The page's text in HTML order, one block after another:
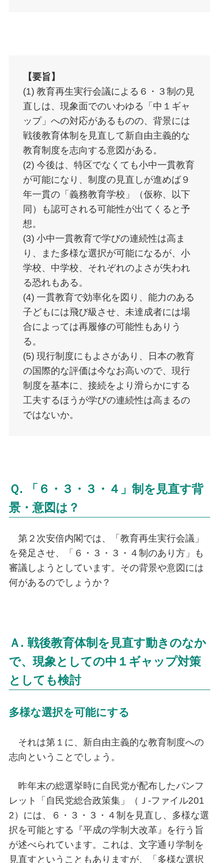
【要旨】
(1) 教育再生実行会議による６・３制の見
直しは、現象面でのいわゆる「中１ギャ
ップ」への対応があるものの、背景には
戦後教育体制を見直して新自由主義的な
教育制度を志向する意図がある。
(2) 今後は、特区でなくても小中一貫教育
が可能になり、制度の見直しが進めば９
年一貫の「義務教育学校」（仮称、以下
同）も認可される可能性が出てくると予
想。
(3) 小中一貫教育で学びの連続性は高ま
り、また多様な選択が可能になるが、小
学校、中学校、それぞれのよさが失われ
る恐れもある。
(4) 一貫教育で効率化を図り、能力のある
子どもには飛び級させ、未達成者には場
合によっては再履修の可能性もありう
る。
(5) 現行制度にもよさがあり、日本の教育
の国際的な評価は今なお高いので、現行
制度を基本に、接続をより滑らかにする
工夫するほうが学びの連続性は高まるの
ではないか。
Ｑ. 「６・３・３・４」制を見直す背
景・意図は？
第２次安倍内閣では、「教育再生実行会議」
を発足させ、「６・３・３・４制のあり方」も
審議しようとしています。その背景や意図には
何があるのでしょうか？
Ａ. 戦後教育体制を見直す動きのなか
で、現象としての中１ギャップ対策
としても検討
多様な選択を可能にする
それは第１に、新自由主義的な教育制度への
志向ということでしょう。
昨年末の総選挙時に自民党が配布したパンフ
レット「自民党総合政策集」（Ｊ-ファイル201
2）には、６・３・３・４制を見直し、多様な選
択を可能とする『平成の学制大改革』を行う旨
が述べられています。これは、文字通り学制を
見直すということもありますが、「多様な選択